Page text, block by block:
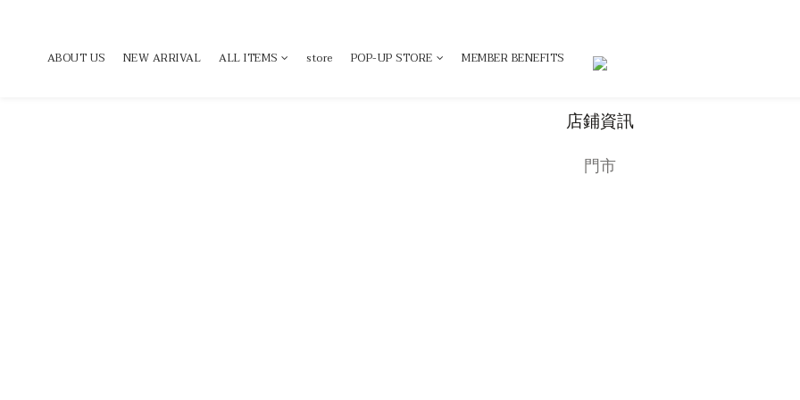
ABOUT US NEW ARRIVAL ALL ITEMS store POP-UP STORE MEMBER BENEFITS
店鋪資訊
門市